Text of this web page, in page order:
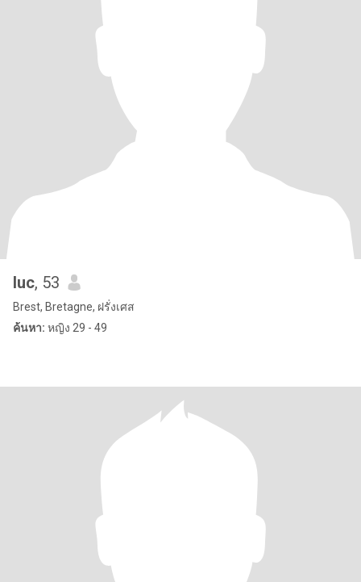
luc, 53
Brest, Bretagne, ฝรั่งเศส
ค้นหา: หญิง 29 - 49